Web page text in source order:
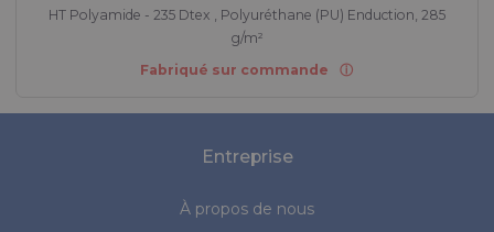
HT Polyamide - 235 Dtex , Polyuréthane (PU) Enduction, 285
g/m²
Fabriqué sur commande
Entreprise
À propos de nous